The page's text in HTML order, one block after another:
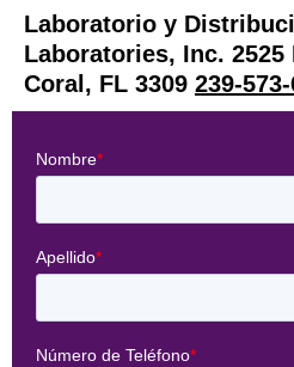
Laboratorio y
Laboratories, Inc. 2525
Coral, FL 3309 239-